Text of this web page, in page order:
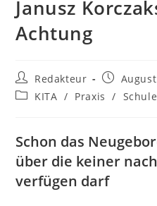
Janusz
Achtung
Beitrags-
Autor:
Redakteur
Beitrag
Beitrags-
KITA / Praxis / Schule
Schon das
über die keiner
verfügen darf